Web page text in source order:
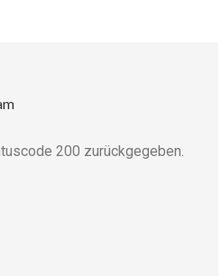
200 zurückgegeben.